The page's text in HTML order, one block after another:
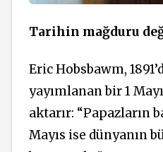
Tarihin mağduru
Eric Hobsbawm,
yayımlanan bir 1
aktarır: “Papazların
Mayıs ise dünyanın